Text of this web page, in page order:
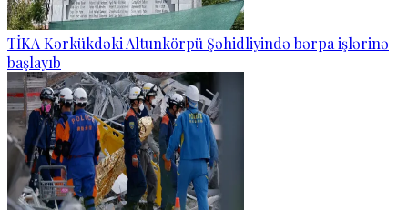
TİKA Kərkükdəki Altunkörpü Şəhidliyində bərpa işlərinə
başlayıb